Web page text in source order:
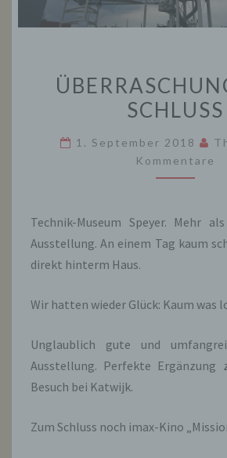
ZUM
SCHLUSS
SCHLUSS
1. September 2018
Kommentare
Technik-Museum Speyer. Mehr
Ausstellung. An einem Tag kaum
direkt hinterm Haus.
Wir hatten wieder Glück: Kaum was
Unglaublich gute und
Ausstellung. Perfekte Ergänzung
Besuch bei Katwijk.
Zum Schluss noch imax-Kino